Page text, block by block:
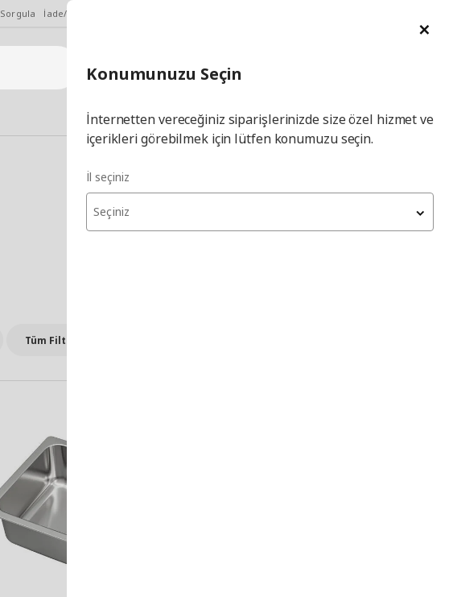
İade/Değişim Talebi
İl Seçiniz İl
Hej! Üye Girişi / Üye Ol
Tüm Filtreler
Konumunuzu Seçin
İnternetten vereceğiniz siparişlerinizde size özel hizmet ve
içerikleri görebilmek için lütfen konumuzu seçin.
İl seçiniz
Seçiniz